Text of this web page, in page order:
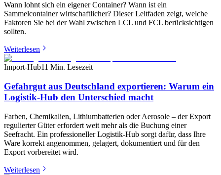
Wann lohnt sich ein eigener Container? Wann ist ein
Sammelcontainer wirtschaftlicher? Dieser Leitfaden zeigt, welche
Faktoren Sie bei der Wahl zwischen LCL und FCL berücksichtigen
sollten.
Weiterlesen
Import-Hub11 Min. Lesezeit
Gefahrgut aus Deutschland exportieren: Warum ein
Logistik-Hub den Unterschied macht
Farben, Chemikalien, Lithiumbatterien oder Aerosole – der Export
regulierter Güter erfordert weit mehr als die Buchung einer
Seefracht. Ein professioneller Logistik-Hub sorgt dafür, dass Ihre
Ware korrekt angenommen, gelagert, dokumentiert und für den
Export vorbereitet wird.
Weiterlesen